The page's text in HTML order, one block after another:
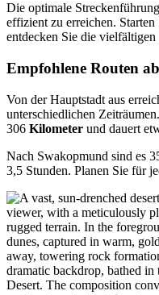
Die optimale
effizient zu erreichen. Starten
entdecken Sie die vielfältigen
Empfohlene Routen
Von der Hauptstadt aus
unterschiedlichen
306 Kilometer und dauert
Nach Swakopmund sind es
3,5 Stunden. Planen Sie für